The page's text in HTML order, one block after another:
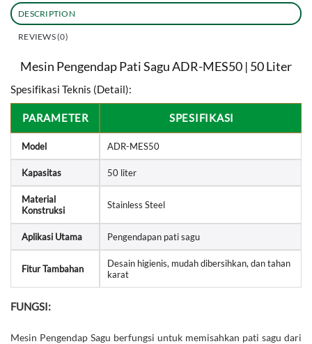
DESCRIPTION
REVIEWS (0)
Mesin Pengendap Pati Sagu ADR-MES50 | 50 Liter
Spesifikasi Teknis (Detail):
PARAMETER SPESIFIKASI
Model ADR-MES50
Kapasitas 50 liter
Material
Konstruksi
Stainless Steel
Aplikasi Utama Pengendapan pati sagu
Fitur Tambahan
Desain higienis, mudah dibersihkan, dan tahan
karat
FUNGSI:
Mesin Pengendap Sagu berfungsi untuk memisahkan pati sagu dari